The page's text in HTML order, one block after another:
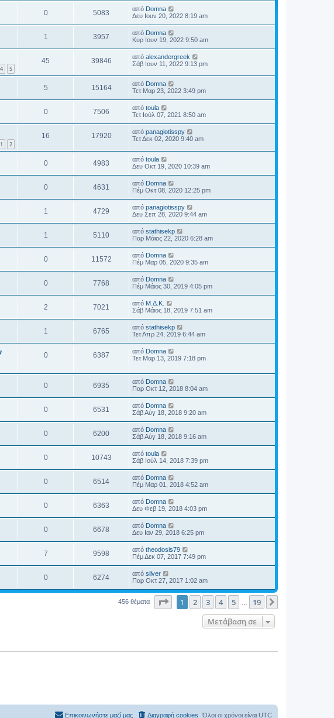
0 5083 από Domna
Δευ Ιουν 20, 2022 8:19 am
1 3957 από Domna
Κυρ Ιουν 19, 2022 9:50 am
4 5
45 39846 από alexandergreek
Σάβ Ιουν 11, 2022 9:13 pm
5 15164 από Domna
Τετ Μαρ 23, 2022 3:49 pm
0 7506 από toula
Τετ Ιούλ 07, 2021 8:50 am
1 2
16 17920 από panagiotisspy
Τετ Δεκ 02, 2020 9:40 am
0 4983 από toula
Δευ Οκτ 19, 2020 10:39 am
0 4631 από Domna
Πέμ Οκτ 08, 2020 12:25 pm
1 4729 από panagiotisspy
Δευ Σεπ 28, 2020 9:44 am
1 5110 από stathisekp
Παρ Μάιος 22, 2020 6:28 am
0 11572 από Domna
Πέμ Μαρ 05, 2020 9:35 am
0 7768 από Domna
Πέμ Μάιος 30, 2019 4:05 pm
2 7021 από Μ.Δ.Κ.
Σάβ Μάιος 18, 2019 7:51 am
1 6765 από stathisekp
Τετ Απρ 24, 2019 6:44 am
0 6387 από Domna
Τετ Μαρ 13, 2019 7:18 pm
0 6935 από Domna
Παρ Οκτ 12, 2018 8:04 am
0 6531 από Domna
Σάβ Αύγ 18, 2018 9:20 am
0 6200 από Domna
Σάβ Αύγ 18, 2018 9:16 am
0 10743 από toula
Σάβ Ιούλ 14, 2018 7:39 pm
0 6514 από Domna
Πέμ Μαρ 01, 2018 4:52 am
0 6363 από Domna
Δευ Φεβ 19, 2018 4:03 pm
0 6678 από Domna
Δευ Ιαν 29, 2018 6:25 pm
7 9598 από theodosis79
Πέμ Δεκ 07, 2017 7:49 pm
0 6274 από silver
Παρ Οκτ 27, 2017 1:02 am
456 θέματα Σελίδα1 από 19
1 2 3 4 5 19
Μετάβαση σε
Όλοι οι χρόνοι είναι UTC
Διαγραφή cookies
Επικοινωνήστε μαζί μας